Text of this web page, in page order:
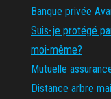
Banque privée
Suis-je protégé
moi-même?
Mutuelle
Distance arbre